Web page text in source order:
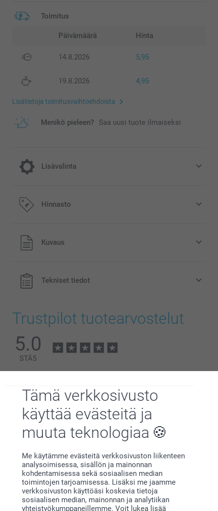
Tämä verkkosivusto
käyttää evästeitä ja
muuta teknologiaa
Me käytämme evästeitä verkkosivuston liikenteen
analysoimisessa, sisällön ja mainonnan
kohdentamisessa sekä sosiaalisen median
toimintojen tarjoamisessa. Lisäksi me jaamme
verkkosivuston käyttöäsi koskevia tietoja
sosiaalisen median, mainonnan ja analytiikan
yhteistyökumppaneillemme. Voit lukea lisää
Toimitus
Päivämäärä Hinta
14.8.2026 5,95
19.8.2026 4,95
Lisätietoja toimitusvaihtoehdoista
Menikö pieleen? Saa uusi tuote ilmaiseksi
Lisävalinta
Viilennys lämpimiin päiviin
Hinnasto
Kaikki hinnat ovat euroina, sisältävät arvonlisäveron ja
eivät sisällä postikuluja.
Kuvaus
Tekniset tiedot
Minkä mittaisia eri variantit ovat?
Trustpilot tuotearvostelut
5.0
STÄ5
5 Tähtiä
4 Tähtiä
2 Tähtiä
Tuula,
27.5.2026